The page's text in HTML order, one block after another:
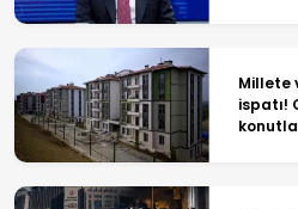
Millete
ispatı!